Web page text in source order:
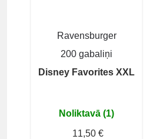
Ravensburger
200 gabaliņi
Disney Favorites XXL
Noliktavā (1)
11,50 €